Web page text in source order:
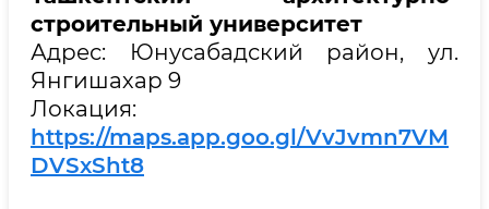
строительный университет
Адрес: Юнусабадский район, ул.
Янгишахар 9
Локация:
https://maps.app.goo.gl/VvJvmn7VM
DVSxSht8